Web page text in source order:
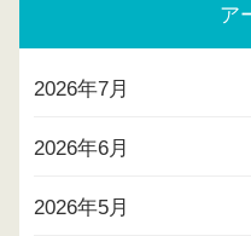
ア
2026年7月
2026年6月
2026年5月